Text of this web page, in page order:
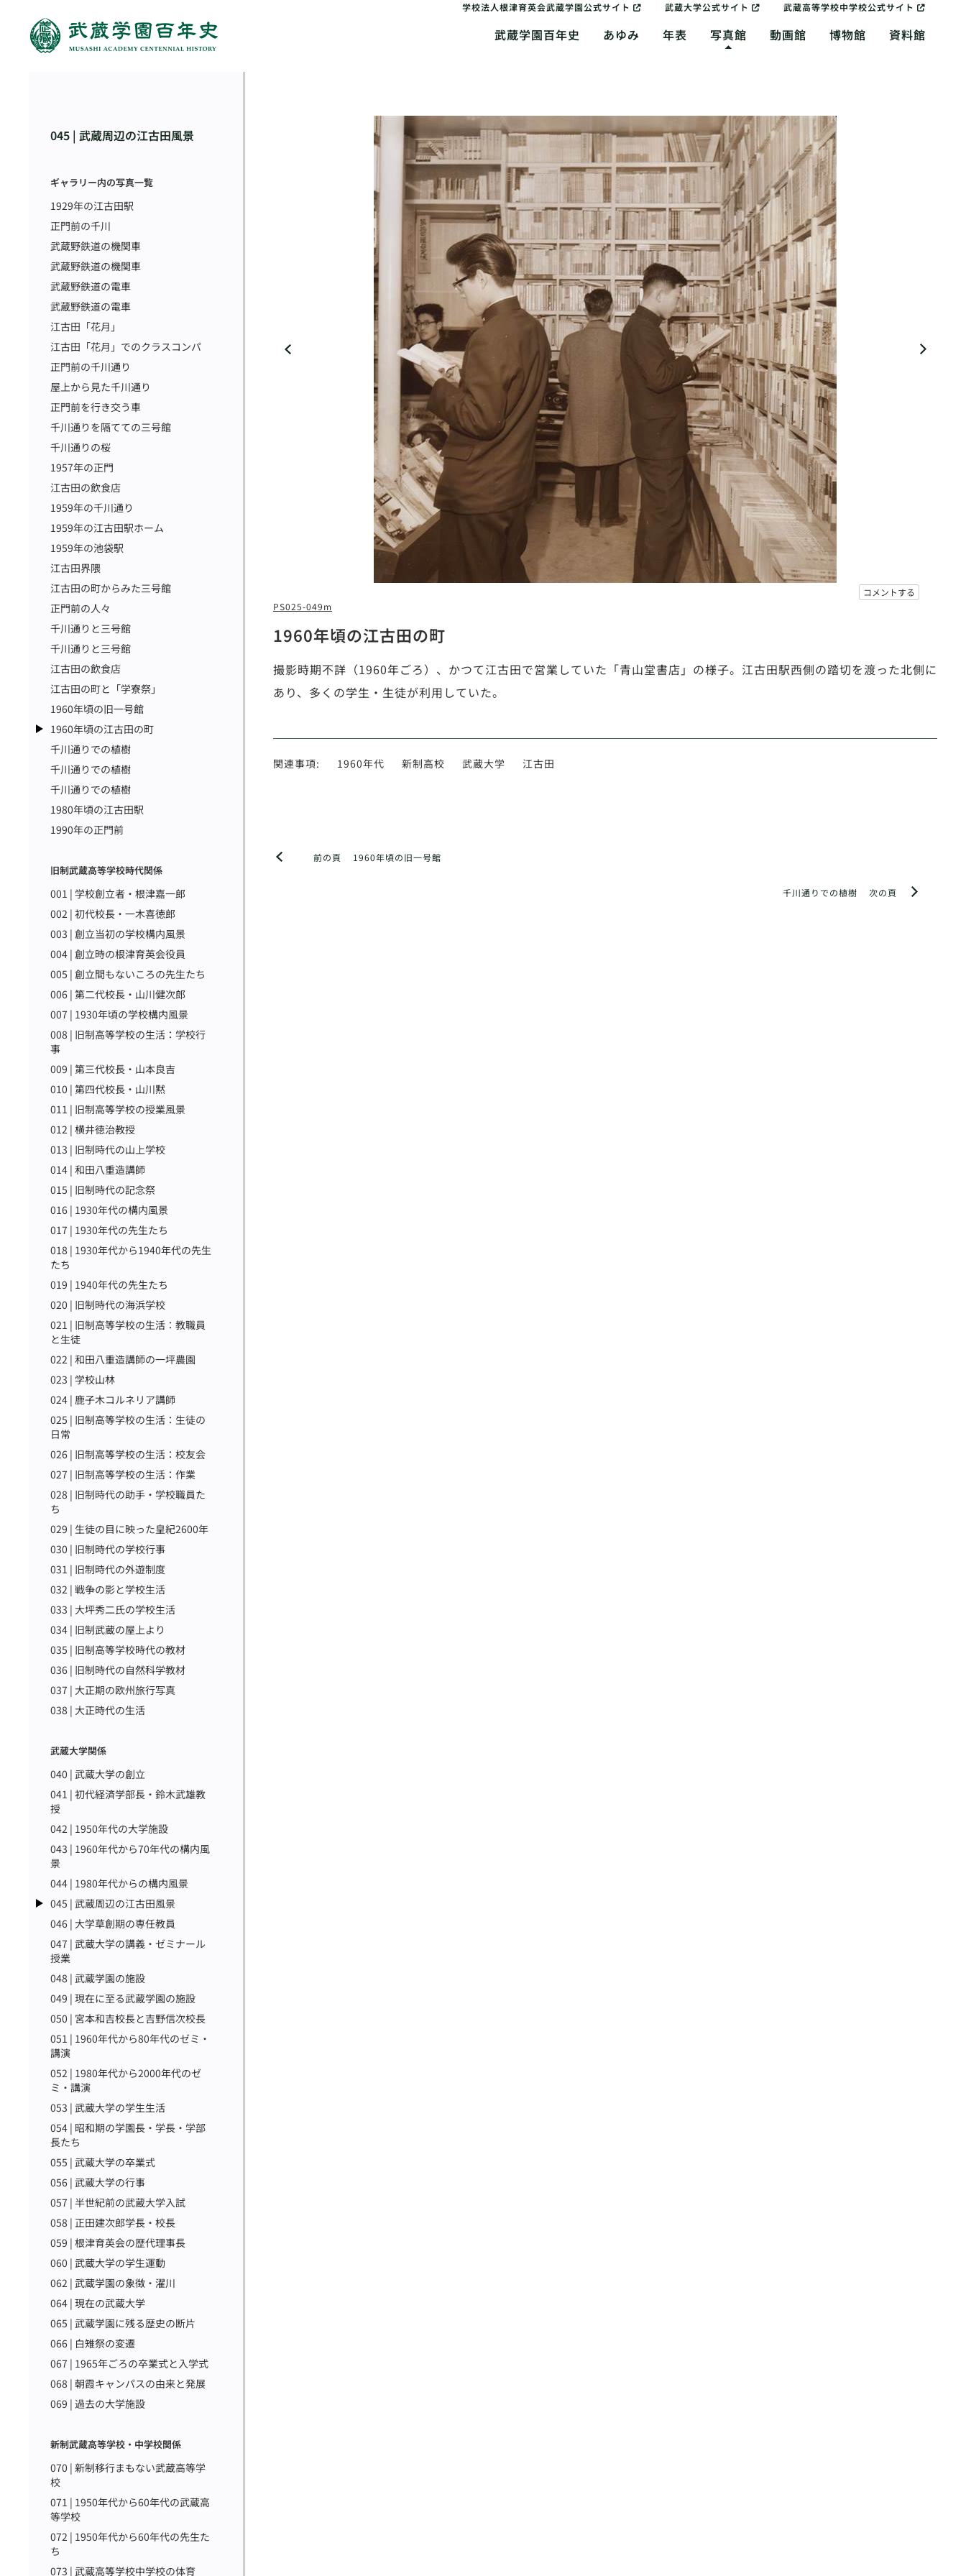
学校法人根津育英会武蔵学園公式サイト 武蔵大学公式サイト 武蔵高等学校中学校公式サイト
武蔵学園百年史 あゆみ 年表 写真館 動画館 博物館 資料館
045 | 武蔵周辺の江古田風景
ギャラリー内の写真一覧
1929年の江古田駅
正門前の千川
武蔵野鉄道の機関車
武蔵野鉄道の機関車
武蔵野鉄道の電車
武蔵野鉄道の電車
江古田「花月」
江古田「花月」でのクラスコンパ
正門前の千川通り
屋上から見た千川通り
正門前を行き交う車
千川通りを隔てての三号館
千川通りの桜
1957年の正門
江古田の飲食店
1959年の千川通り
1959年の江古田駅ホーム
1959年の池袋駅
江古田界隈
江古田の町からみた三号館
正門前の人々
千川通りと三号館
千川通りと三号館
江古田の飲食店
江古田の町と「学寮祭」
1960年頃の旧一号館
1960年頃の江古田の町
千川通りでの植樹
千川通りでの植樹
千川通りでの植樹
1980年頃の江古田駅
1990年の正門前
旧制武蔵高等学校時代関係
001 | 学校創立者・根津嘉一郎
002 | 初代校長・一木喜徳郎
003 | 創立当初の学校構内風景
004 | 創立時の根津育英会役員
005 | 創立間もないころの先生たち
006 | 第二代校長・山川健次郎
007 | 1930年頃の学校構内風景
008 | 旧制高等学校の生活：学校行
事
009 | 第三代校長・山本良吉
010 | 第四代校長・山川黙
011 | 旧制高等学校の授業風景
012 | 横井徳治教授
013 | 旧制時代の山上学校
014 | 和田八重造講師
015 | 旧制時代の記念祭
016 | 1930年代の構内風景
017 | 1930年代の先生たち
018 | 1930年代から1940年代の先生
たち
019 | 1940年代の先生たち
020 | 旧制時代の海浜学校
021 | 旧制高等学校の生活：教職員
と生徒
022 | 和田八重造講師の一坪農園
023 | 学校山林
024 | 鹿子木コルネリア講師
025 | 旧制高等学校の生活：生徒の
日常
026 | 旧制高等学校の生活：校友会
027 | 旧制高等学校の生活：作業
028 | 旧制時代の助手・学校職員た
ち
029 | 生徒の目に映った皇紀2600年
030 | 旧制時代の学校行事
031 | 旧制時代の外遊制度
032 | 戦争の影と学校生活
033 | 大坪秀二氏の学校生活
034 | 旧制武蔵の屋上より
035 | 旧制高等学校時代の教材
036 | 旧制時代の自然科学教材
037 | 大正期の欧州旅行写真
038 | 大正時代の生活
武蔵大学関係
040 | 武蔵大学の創立
041 | 初代経済学部長・鈴木武雄教
授
042 | 1950年代の大学施設
043 | 1960年代から70年代の構内風
景
044 | 1980年代からの構内風景
045 | 武蔵周辺の江古田風景
046 | 大学草創期の専任教員
047 | 武蔵大学の講義・ゼミナール
授業
048 | 武蔵学園の施設
049 | 現在に至る武蔵学園の施設
050 | 宮本和吉校長と吉野信次校長
051 | 1960年代から80年代のゼミ・
講演
052 | 1980年代から2000年代のゼ
ミ・講演
053 | 武蔵大学の学生生活
054 | 昭和期の学園長・学長・学部
長たち
055 | 武蔵大学の卒業式
056 | 武蔵大学の行事
057 | 半世紀前の武蔵大学入試
058 | 正田建次郎学長・校長
059 | 根津育英会の歴代理事長
060 | 武蔵大学の学生運動
062 | 武蔵学園の象徴・濯川
064 | 現在の武蔵大学
065 | 武蔵学園に残る歴史の断片
066 | 白雉祭の変遷
067 | 1965年ごろの卒業式と入学式
068 | 朝霞キャンパスの由来と発展
069 | 過去の大学施設
新制武蔵高等学校・中学校関係
070 | 新制移行まもない武蔵高等学
校
071 | 1950年代から60年代の武蔵高
等学校
072 | 1950年代から60年代の先生た
ち
073 | 武蔵高等学校中学校の体育
コメントする
PS025-049m
1960年頃の江古田の町
撮影時期不詳（1960年ごろ）、かつて江古田で営業していた「青山堂書店」の様子。江古田駅西側の踏切を渡った北側に
あり、多くの学生・生徒が利用していた。
関連事項: 1960年代 新制高校 武蔵大学 江古田
前の頁 1960年頃の旧一号館
次の頁
千川通りでの植樹